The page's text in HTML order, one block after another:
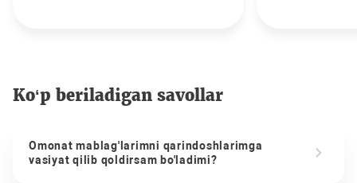
Ko‘p beriladigan savollar
Omonat mablag'larimni qarindoshlarimga
vasiyat qilib qoldirsam bo'ladimi?